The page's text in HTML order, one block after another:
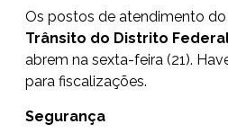
Os postos de atendimento do
Trânsito do Distrito
abrem na sexta-feira (21).
para fiscalizações.
Segurança